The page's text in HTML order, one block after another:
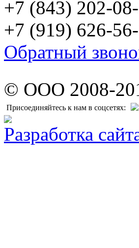
+7 (843) 202-
+7 (919) 626-
Обратный
© ООО 2008-
Присоединяйтесь к нам в соцсетях:
Разработка